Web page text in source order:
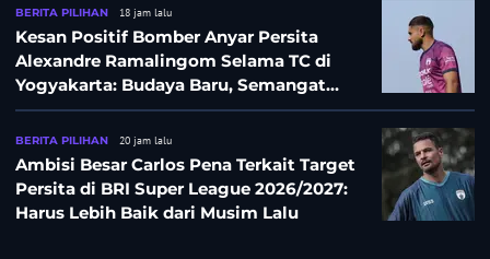
BERITA PILIHAN 18 jam lalu
Kesan Positif Bomber Anyar Persita
Alexandre Ramalingom Selama TC di
Yogyakarta: Budaya Baru, Semangat
Baru!
BERITA PILIHAN 20 jam lalu
Ambisi Besar Carlos Pena Terkait Target
Persita di BRI Super League 2026/2027:
Harus Lebih Baik dari Musim Lalu